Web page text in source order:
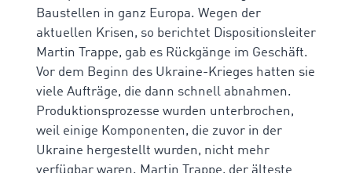
Baustellen in ganz Europa. Wegen der
aktuellen Krisen, so berichtet Dispositionsleiter
Martin Trappe, gab es Rückgänge im Geschäft.
Vor dem Beginn des Ukraine-Krieges hatten sie
viele Aufträge, die dann schnell abnahmen.
Produktionsprozesse wurden unterbrochen,
weil einige Komponenten, die zuvor in der
Ukraine hergestellt wurden, nicht mehr
verfügbar waren. Martin Trappe, der älteste